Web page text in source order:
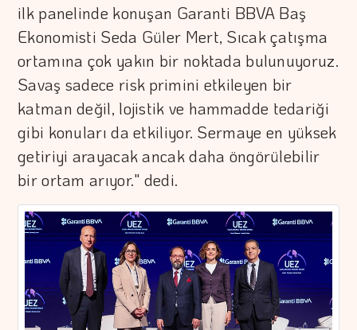
ilk panelinde konuşan Garanti BBVA Baş
Ekonomisti Seda Güler Mert, Sıcak çatışma
ortamına çok yakın bir noktada bulunuyoruz.
Savaş sadece risk primini etkileyen bir
katman değil, lojistik ve hammadde tedariği
gibi konuları da etkiliyor. Sermaye en yüksek
getiriyi arayacak ancak daha öngörülebilir
bir ortam arıyor." dedi.